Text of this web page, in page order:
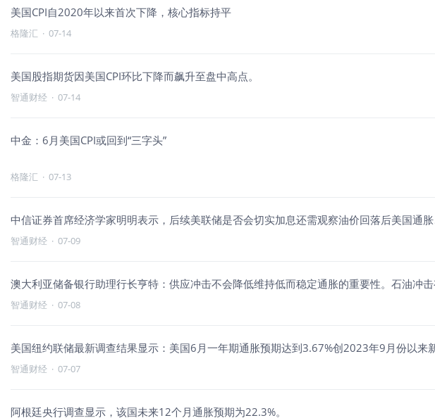
美国CPI自2020年以来首次下降，核心指标持平
格隆汇 · 07-14
美国股指期货因美国CPI环比下降而飙升至盘中高点。
智通财经 · 07-14
中金：6月美国CPI或回到“三字头”
格隆汇 · 07-13
中信证券首席经济学家明明表示，后续美联储是否会切实加息还需观察油价回落后美国通
智通财经 · 07-09
澳大利亚储备银行助理行长亨特：供应冲击不会降低维持低而稳定通胀的重要性。石油冲
智通财经 · 07-08
美国纽约联储最新调查结果显示：美国6月一年期通胀预期达到3.67%创2023年9月份以来
智通财经 · 07-07
阿根廷央行调查显示，该国未来12个月通胀预期为22.3%。